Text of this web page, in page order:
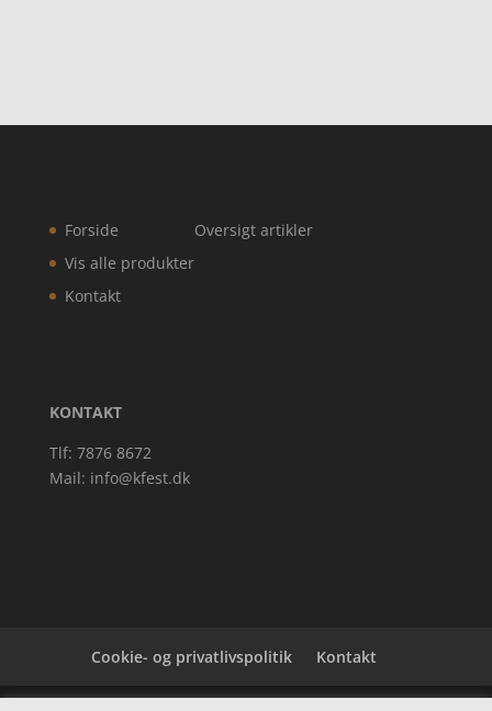
Forside
Vis alle produkter
Kontakt
Oversigt artikler
KONTAKT
Tlf: 7876 8672
Mail: info@kfest.dk
Cookie- og privatlivspolitik Kontakt